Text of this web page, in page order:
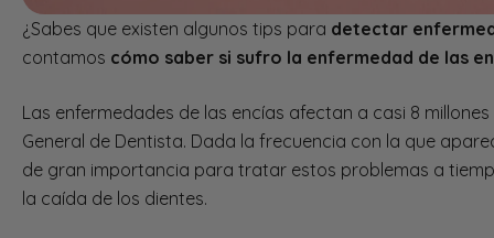
¿Sabes que existen algunos tips para detectar
contamos cómo saber si sufro la enfermedad de las
Las enfermedades de las encías afectan a casi 8
General de Dentista. Dada la frecuencia con la que
de gran importancia para tratar estos problemas a
la caída de los dientes.